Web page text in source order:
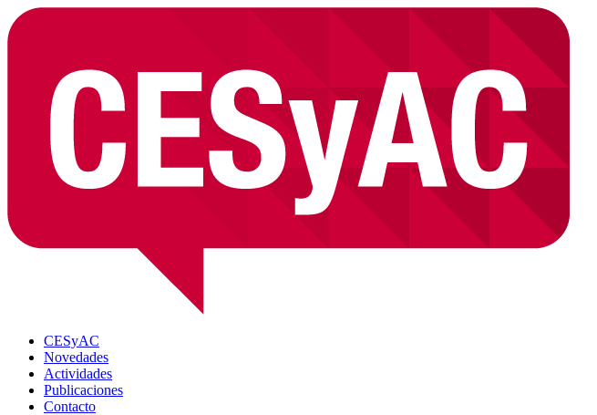
CESyAC
Novedades
Actividades
Publicaciones
Contacto